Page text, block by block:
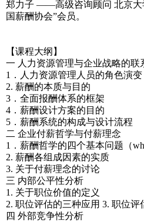
郑力子 ——高级咨询顾问 北京大
国薪酬协会”会员。
【课程大纲】
一 人力资源管理与企业战略的联
1．人力资源管理人员的角色演变
2. 薪酬的本质与目的
3．全面报酬体系的框架
4．薪酬设计方案的目的
5．薪酬系统的构成与设计流程
二 企业付薪哲学与付薪理念
1．薪酬哲学的四个基本问题（
2. 薪酬各组成因素的实质
3. 关于付薪理念的讨论
三 内部公平性分析
1. 关于职位价值的定义
2. 职位评估的三种应用 3. 职位
四 外部竞争性分析